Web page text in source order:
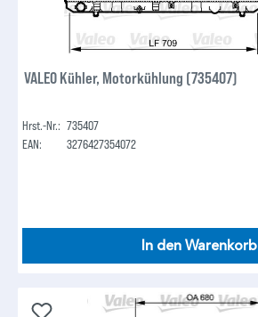
VALEO Kühler, Motorkühlung (735407)
Hrst.-Nr.: 735407
EAN:
3276427354072
In den Warenkorb